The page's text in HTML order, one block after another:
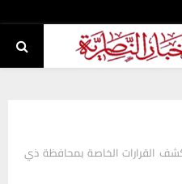
القرارات الخاصة بمحافظة ذي